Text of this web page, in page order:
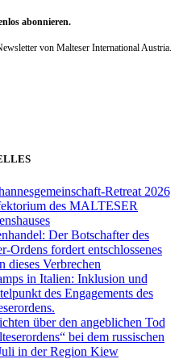
abonnieren.
von Malteser International Austria.
Retreat 2026
des MALTESER
Der Botschafter des
Ordens fordert entschlossenes
dieses Verbrechen
in Italien: Inklusion und
des Engagements des
über den angeblichen Tod
bei dem russischen
in der Region Kiew